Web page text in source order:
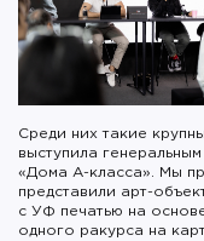
Среди них такие
выступила
«Дома А-класса». Мы
представили арт-
с УФ печатью на
одного ракурса на